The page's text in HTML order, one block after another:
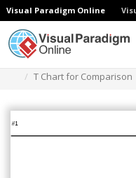
Visual Paradigm Online
T Chart for Comparison